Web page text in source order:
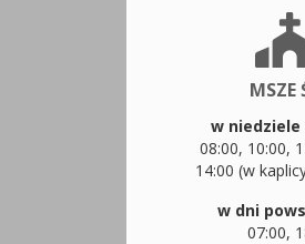
MSZE
w niedziele
08:00, 10:00,
14:00 (w
w dni
07:00,